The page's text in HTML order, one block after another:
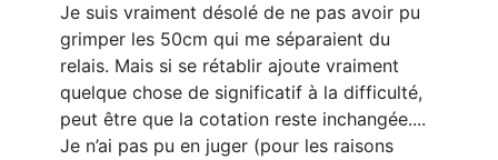
Je suis vraiment désolé de ne pas avoir pu
grimper les 50cm qui me séparaient du
relais. Mais si se rétablir ajoute vraiment
quelque chose de significatif à la difficulté,
peut être que la cotation reste inchangée....
Je n’ai pas pu en juger (pour les raisons